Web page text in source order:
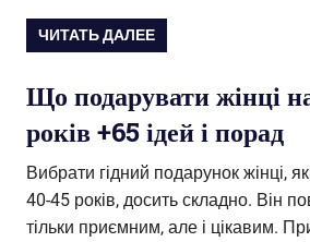
ЧИТАТЬ ДАЛЕЕ
Що подарувати жінці
років +65 ідей і порад
Вибрати гідний подарунок жінці,
40-45 років, досить складно. Він
тільки приємним, але і цікавим.